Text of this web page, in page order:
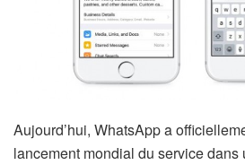
Aujourd’hui, WhatsApp a
lancement mondial du service dans